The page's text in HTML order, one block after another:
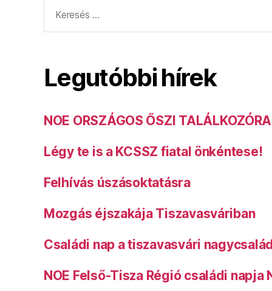
Legutóbbi hírek
NOE ORSZÁGOS ŐSZI
Légy te is a KCSSZ fiatal önkéntese!
Felhívás úszásoktatásra
Mozgás éjszakája Tiszavasváriban
Családi nap a tiszavasvári
NOE Felső-Tisza Régió családi napja